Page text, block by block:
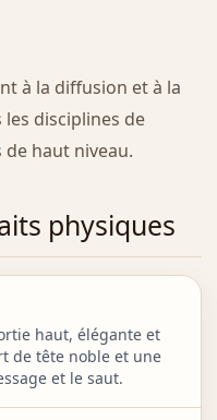
à la diffusion et à la
disciplines de
de haut niveau.
physiques
haut, élégante et
de tête noble et une
et le saut.